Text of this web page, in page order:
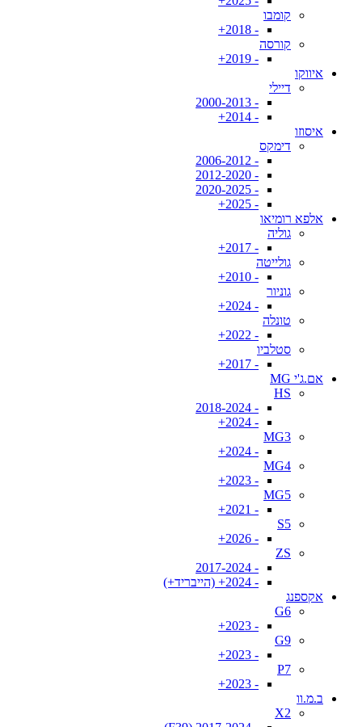
קומבו
- 2018+
קורסה
- 2019+
איווקו
דיילי
- 2000-2013
- 2014+
איסוזו
דימקס
- 2006-2012
- 2012-2020
- 2020-2025
- 2025+
אלפא רומיאו
גוליה
- 2017+
גולייטה
- 2010+
גוניור
- 2024+
טונלה
- 2022+
סטלביו
- 2017+
אם.ג'י MG
HS
- 2018-2024
- 2024+
MG3
- 2024+
MG4
- 2023+
MG5
- 2021+
S5
- 2026+
ZS
- 2017-2024
- 2024+ (הייבריד+)
אקספנג
G6
- 2023+
G9
- 2023+
P7
- 2023+
ב.מ.וו
X2